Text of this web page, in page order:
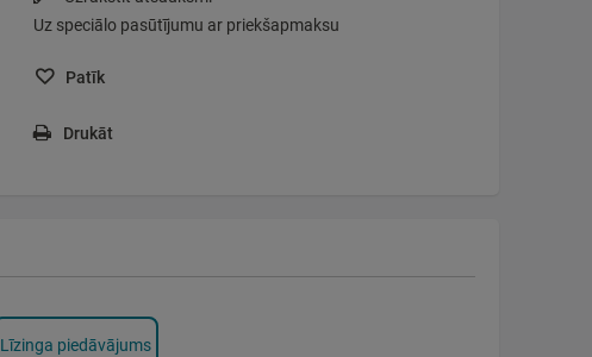
Uz speciālo pasūtījumu ar priekšapmaksu
Patīk
Drukāt
Līzinga piedāvājums